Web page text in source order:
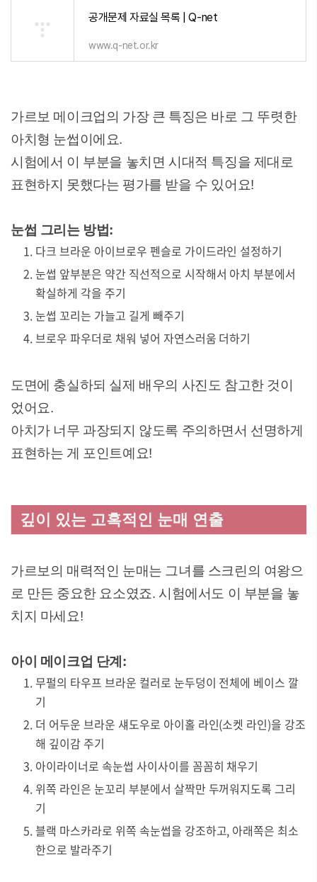
공개문제 자료실 목록 | Q-net
www.q-net.or.kr
가르보 메이크업의 가장 큰 특징은 바로 그 뚜렷한
아치형 눈썹이에요.
시험에서 이 부분을 놓치면 시대적 특징을 제대로
표현하지 못했다는 평가를 받을 수 있어요!
눈썹 그리는 방법:
다크 브라운 아이브로우 펜슬로 가이드라인 설정하기
눈썹 앞부분은 약간 직선적으로 시작해서 아치 부분에서
확실하게 각을 주기
눈썹 꼬리는 가늘고 길게 빼주기
브로우 파우더로 채워 넣어 자연스러움 더하기
도면에 충실하되 실제 배우의 사진도 참고한 것이
었어요.
아치가 너무 과장되지 않도록 주의하면서 선명하게
표현하는 게 포인트예요!
깊이 있는 고혹적인 눈매 연출
가르보의 매력적인 눈매는 그녀를 스크린의 여왕으
로 만든 중요한 요소였죠. 시험에서도 이 부분을 놓
치지 마세요!
아이 메이크업 단계:
무펄의 타우프 브라운 컬러로 눈두덩이 전체에 베이스 깔
기
더 어두운 브라운 섀도우로 아이홀 라인(소켓 라인)을 강조
해 깊이감 주기
아이라이너로 속눈썹 사이사이를 꼼꼼히 채우기
위쪽 라인은 눈꼬리 부분에서 살짝만 두꺼워지도록 그리
기
블랙 마스카라로 위쪽 속눈썹을 강조하고, 아래쪽은 최소
한으로 발라주기